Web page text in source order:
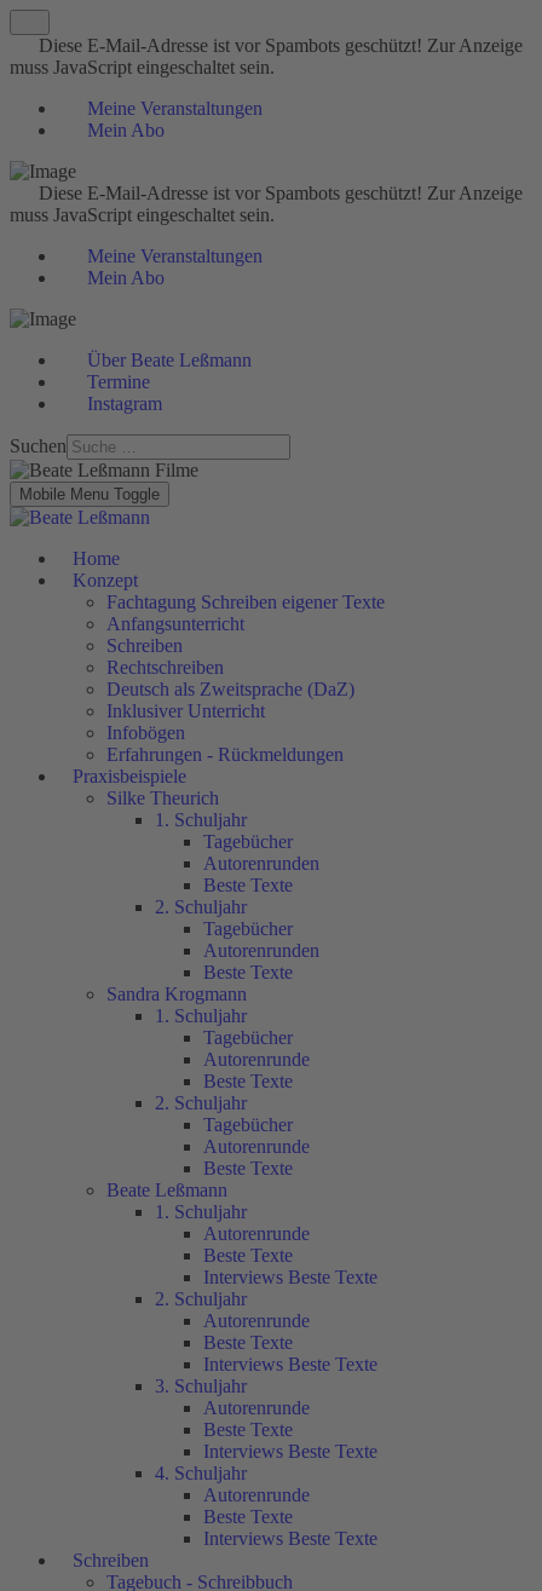
Diese E-Mail-Adresse ist vor Spambots geschützt! Zur Anzeige
muss JavaScript eingeschaltet sein.
Meine Veranstaltungen
Mein Abo
Diese E-Mail-Adresse ist vor Spambots geschützt! Zur Anzeige
muss JavaScript eingeschaltet sein.
Meine Veranstaltungen
Mein Abo
Über Beate Leßmann
Termine
Instagram
Suchen
Mobile Menu Toggle
Home
Konzept
Fachtagung Schreiben eigener Texte
Anfangsunterricht
Schreiben
Rechtschreiben
Deutsch als Zweitsprache (DaZ)
Inklusiver Unterricht
Infobögen
Erfahrungen - Rückmeldungen
Praxisbeispiele
Silke Theurich
1. Schuljahr
Tagebücher
Autorenrunden
Beste Texte
2. Schuljahr
Tagebücher
Autorenrunden
Beste Texte
Sandra Krogmann
1. Schuljahr
Tagebücher
Autorenrunde
Beste Texte
2. Schuljahr
Tagebücher
Autorenrunde
Beste Texte
Beate Leßmann
1. Schuljahr
Autorenrunde
Beste Texte
Interviews Beste Texte
2. Schuljahr
Autorenrunde
Beste Texte
Interviews Beste Texte
3. Schuljahr
Autorenrunde
Beste Texte
Interviews Beste Texte
4. Schuljahr
Autorenrunde
Beste Texte
Interviews Beste Texte
Schreiben
Tagebuch - Schreibbuch